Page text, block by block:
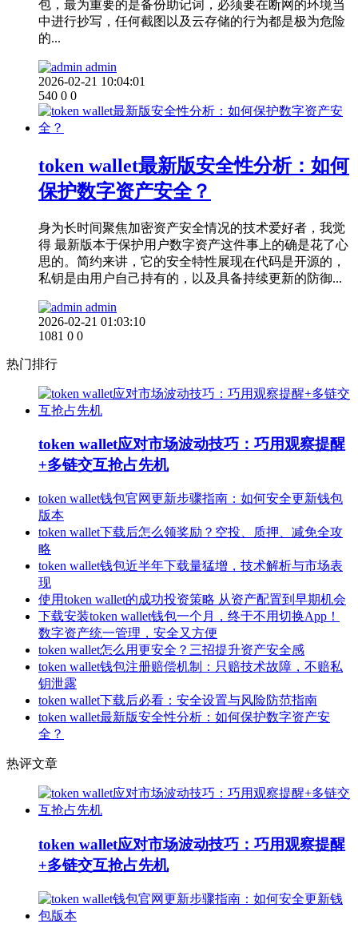
包，最为重要的是备份助记词，必须要在断网的环境当
中进行抄写，任何截图以及云存储的行为都是极为危险
的...
admin
2026-02-21 10:04:01
540 0 0
token wallet最新版安全性分析：如何
保护数字资产安全？
身为长时间聚焦加密资产安全情况的技术爱好者，我觉
得 最新版本于保护用户数字资产这件事上的确是花了心
思的。简约来讲，它的安全特性展现在代码是开源的，
私钥是由用户自己持有的，以及具备持续更新的防御...
admin
2026-02-21 01:03:10
1081 0 0
热门排行
token wallet应对市场波动技巧：巧用观察提醒
+多链交互抢占先机
token wallet钱包官网更新步骤指南：如何安全更新钱包
版本
token wallet下载后怎么领奖励？空投、质押、减免全攻
略
token wallet钱包近半年下载量猛增，技术解析与市场表
现
使用token wallet的成功投资策略 从资产配置到早期机会
下载安装token wallet钱包一个月，终于不用切换App！
数字资产统一管理，安全又方便
token wallet怎么用更安全？三招提升资产安全感
token wallet钱包注册赔偿机制：只赔技术故障，不赔私
钥泄露
token wallet下载后必看：安全设置与风险防范指南
token wallet最新版安全性分析：如何保护数字资产安
全？
热评文章
token wallet应对市场波动技巧：巧用观察提醒
+多链交互抢占先机